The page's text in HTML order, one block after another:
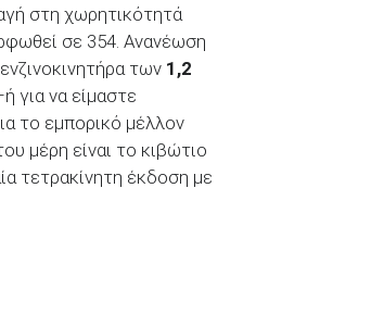
στη χωρητικότητά
σε 354. Ανανέωση
των 1,2
για να είμαστε
το εμπορικό μέλλον
μέρη είναι το κιβώτιο
τετρακίνητη έκδοση με